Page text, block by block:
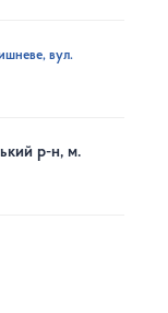
вул.
р-н, м.